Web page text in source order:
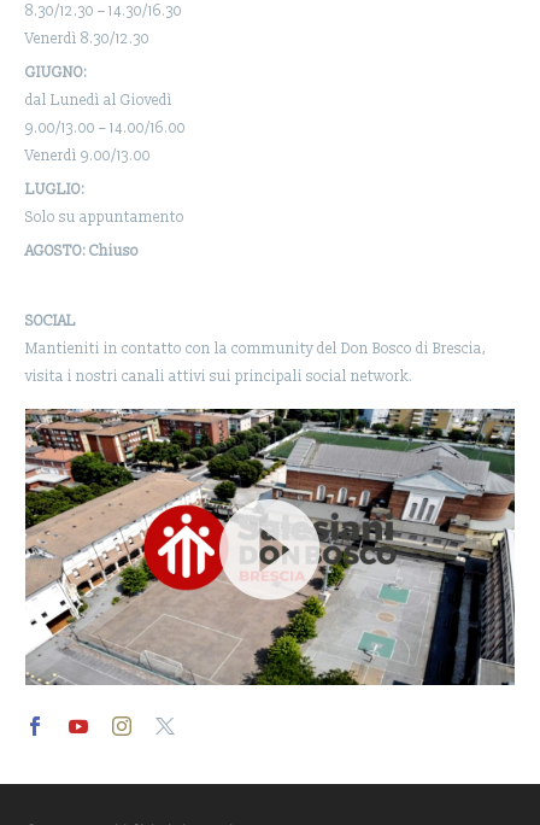
8.30/12.30 – 14.30/16.30
Venerdì 8.30/12.30
GIUGNO:
dal Lunedì al Giovedì
9.00/13.00 – 14.00/16.00
Venerdì 9.00/13.00
LUGLIO:
Solo su appuntamento
AGOSTO: Chiuso
SOCIAL
Mantieniti in contatto con la community del Don Bosco di Brescia,
visita i nostri canali attivi sui principali social network.
Player